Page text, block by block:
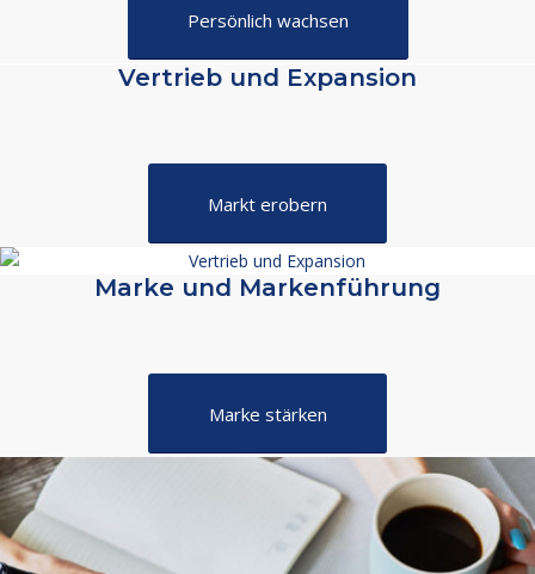
Persönlich wachsen
Vertrieb und Expansion
Markt erobern
Marke und Markenführung
Marke stärken